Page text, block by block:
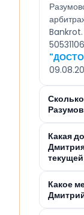
Bankrot.
Какая
Какое